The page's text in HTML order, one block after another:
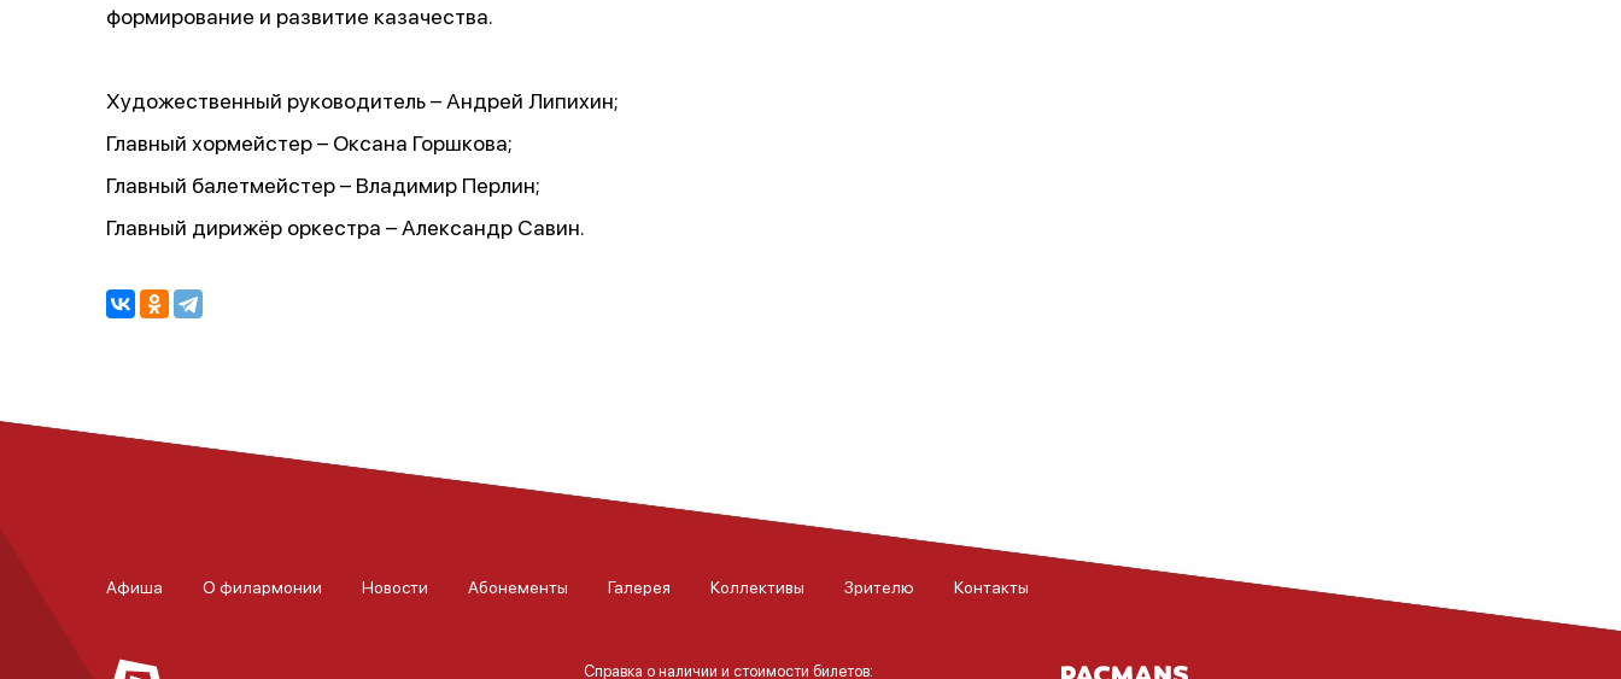
формирование и развитие казачества.
Художественный руководитель – Андрей Липихин;
Главный хормейстер – Оксана Горшкова;
Главный балетмейстер – Владимир Перлин;
Главный дирижёр оркестра – Александр Савин.
Афиша О филармонии Новости Абонементы Галерея Коллективы Зрителю Контакты
Справка о наличии и стоимости билетов: